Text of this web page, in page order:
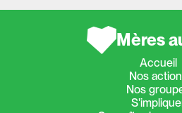
Mères
Accueil
Nos
Nos